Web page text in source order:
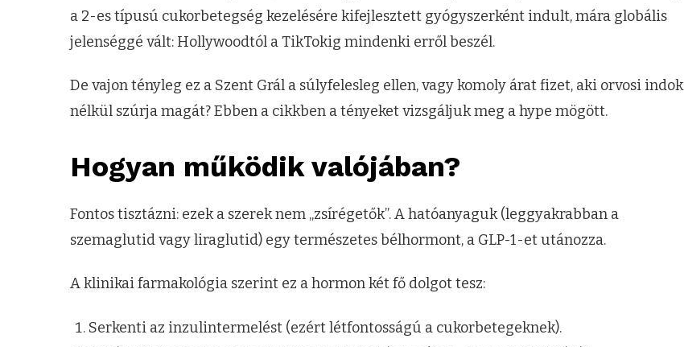
a 2-es típusú cukorbetegség kezelésére kifejlesztett gyógyszerként indult, mára globális
jelenséggé vált: Hollywoodtól a TikTokig mindenki erről beszél.
De vajon tényleg ez a Szent Grál a súlyfelesleg ellen, vagy komoly árat fizet, aki orvosi indok
nélkül szúrja magát? Ebben a cikkben a tényeket vizsgáljuk meg a hype mögött.
Hogyan működik valójában?
Fontos tisztázni: ezek a szerek nem „zsírégetők”. A hatóanyaguk (leggyakrabban a
szemaglutid vagy liraglutid) egy természetes bélhormont, a GLP-1-et utánozza.
A klinikai farmakológia szerint ez a hormon két fő dolgot tesz:
Serkenti az inzulintermelést (ezért létfontosságú a cukorbetegeknek).